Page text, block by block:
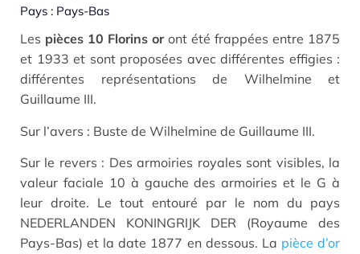
Pays : Pays-Bas
Les pièces 10 Florins oront été frappées entre 1875
et 1933 et sont proposées avec différentes effigies :
différentes représentations de Wilhelmine et
Guillaume III.
Sur l’avers : Buste de Wilhelmine de Guillaume III.
Sur le revers : Des armoiries royales sont visibles, la
valeur faciale 10 à gauche des armoiries et le G à
leur droite. Le tout entouré par le nom du pays
NEDERLANDEN KONINGRIJK DER (Royaume des
Pays-Bas) et la date 1877 en dessous. La pièce d’or